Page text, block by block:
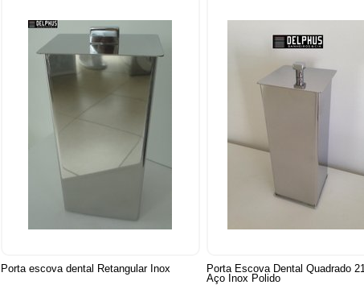
Porta escova dental Retangular Inox
Porta Escova Dental Quadrado
Aço Inox Polido